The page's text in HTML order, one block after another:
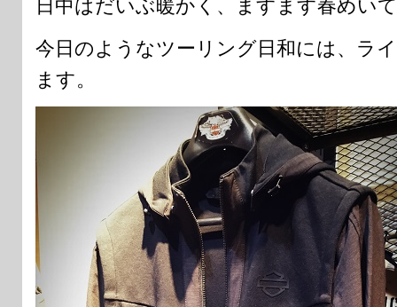
日中はだいぶ暖かく、ますます春めい
今日のようなツーリング日和には、ラ
ます。